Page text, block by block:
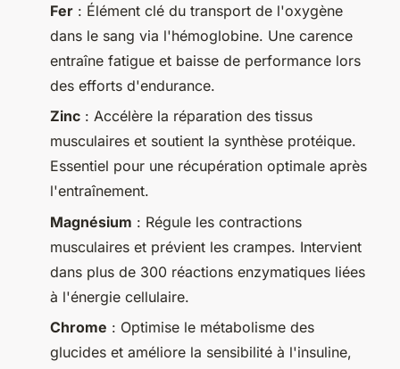
Fer : Élément clé du transport de l'oxygène
dans le sang via l'hémoglobine. Une carence
entraîne fatigue et baisse de performance lors
des efforts d'endurance.
Zinc : Accélère la réparation des tissus
musculaires et soutient la synthèse protéique.
Essentiel pour une récupération optimale après
l'entraînement.
Magnésium : Régule les contractions
musculaires et prévient les crampes. Intervient
dans plus de 300 réactions enzymatiques liées
à l'énergie cellulaire.
Chrome : Optimise le métabolisme des
glucides et améliore la sensibilité à l'insuline,